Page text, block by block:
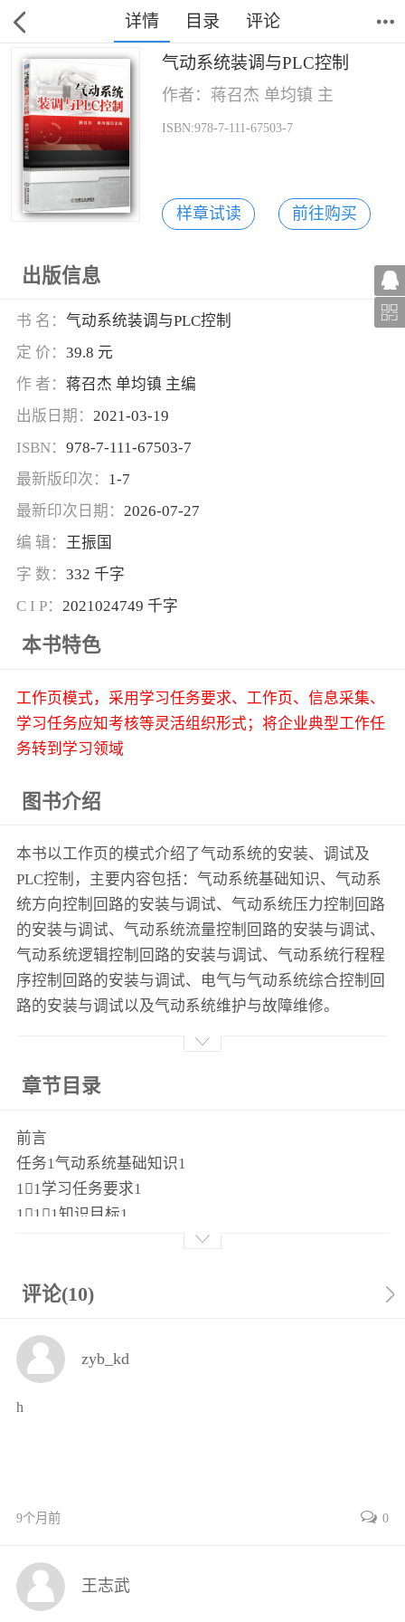
详情 目录 评论
气动系统装调与PLC控制
作者：蒋召杰 单均镇 主
ISBN:978-7-111-67503-7
样章试读 前往购买
出版信息
书 名： 气动系统装调与PLC控制
定 价： 39.8 元
作 者： 蒋召杰 单均镇 主编
出版日期： 2021-03-19
ISBN： 978-7-111-67503-7
最新版印次： 1-7
最新印次日期： 2026-07-27
编 辑： 王振国
字 数： 332 千字
C I P： 2021024749 千字
本书特色
工作页模式，采用学习任务要求、工作页、信息采集、
学习任务应知考核等灵活组织形式；将企业典型工作任
务转到学习领域
图书介绍
本书以工作页的模式介绍了气动系统的安装、调试及
PLC控制，主要内容包括：气动系统基础知识、气动系
统方向控制回路的安装与调试、气动系统压力控制回路
的安装与调试、气动系统流量控制回路的安装与调试、
气动系统逻辑控制回路的安装与调试、气动系统行程程
序控制回路的安装与调试、电气与气动系统综合控制回
路的安装与调试以及气动系统维护与故障维修。
章节目录
前言
任务1气动系统基础知识1
11学习任务要求1
111知识目标1
12工作页1
122工作流程与活动2
13信息采集27
132气动系统的组成和特点28
14学习任务应知考核42
21学习任务要求45
211知识目标45
评论(10)
zyb_kd
h
9个月前 0
王志武